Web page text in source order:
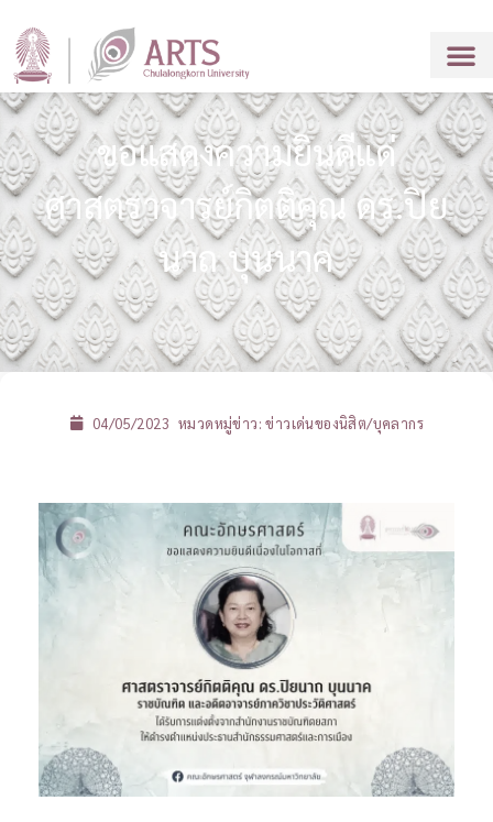
ขอแสดงความยินดีแด่
ศาสตราจารย์กิตติคุณ ดร.ปิย
นาถ บุนนาค
04/05/2023 หมวดหมู่ข่าว:ข่าวเด่นของนิสิต/บุคลากร